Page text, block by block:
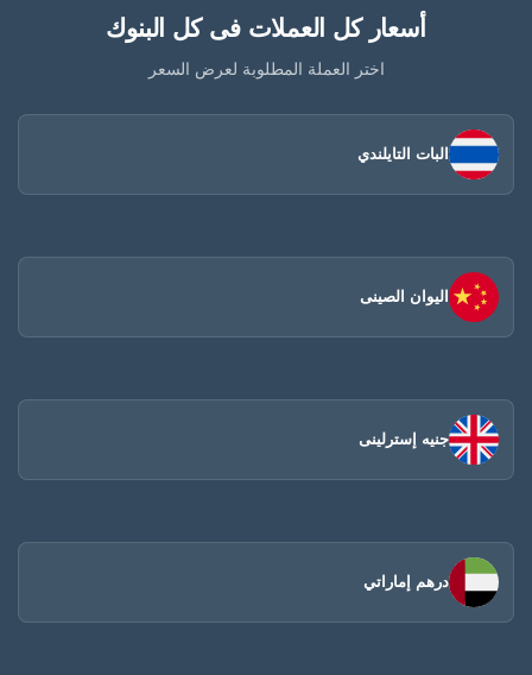
أسعار كل العملات فى كل البنوك
اختر العملة المطلوبة لعرض السعر
البات التايلندي
اليوان الصينى​
جنيه إسترلينى
درهم إماراتي